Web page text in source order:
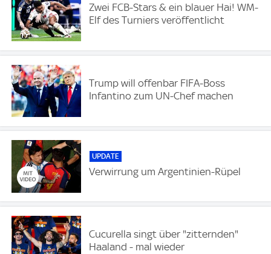
Zwei FCB-Stars & ein blauer Hai! WM-
Elf des Turniers veröffentlicht
Trump will offenbar FIFA-Boss
Infantino zum UN-Chef machen
UPDATE
Verwirrung um Argentinien-Rüpel
Cucurella singt über "zitternden"
Haaland - mal wieder